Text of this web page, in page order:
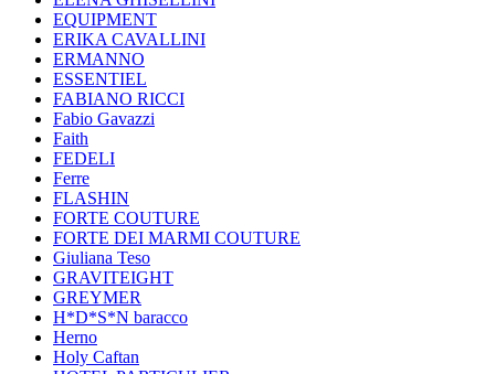
EQUIPMENT
ERIKA CAVALLINI
ERMANNO
ESSENTIEL
FABIANO RICCI
Fabio Gavazzi
Faith
FEDELI
Ferre
FLASHIN
FORTE COUTURE
FORTE DEI MARMI COUTURE
Giuliana Teso
GRAVITEIGHT
GREYMER
H*D*S*N baracco
Herno
Holy Caftan